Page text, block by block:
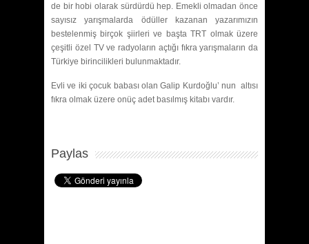
de bir hobi olarak sürdürdü hep. Emekli olmadan önce
sayısız yarışmalarda ödüller kazanan yazarımızın
bestelenmiş birçok şiirleri ve başta TRT olmak üzere
çeşitli özel TV ve radyoların açtığı fıkra yarışmaların da
Türkiye birincilikleri bulunmaktadır.
Evli ve iki çocuk babası olan Galip Kurdoğlu’ nun altısı
fıkra olmak üzere onüç adet basılmış kitabı vardır.
Paylas